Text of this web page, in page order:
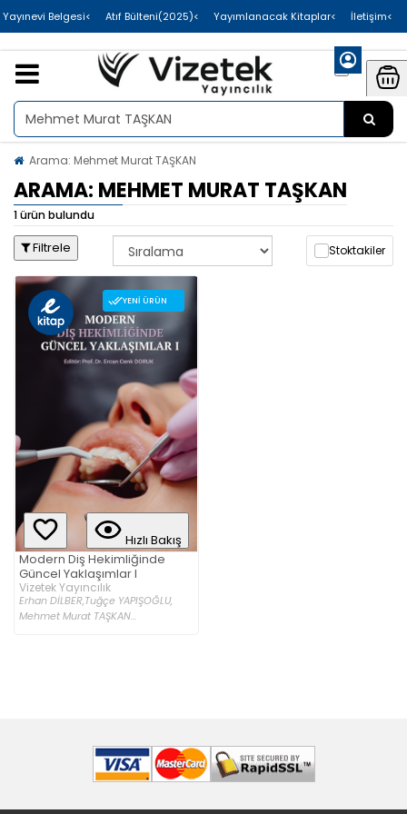
>İletişim
>Yayımlanacak Kitaplar
>Atıf Bülteni(2025)
>Uluslararası Yayınevi Belgesi
Arama: Mehmet Murat TAŞKAN
ARAMA: MEHMET MURAT TAŞKAN
1 ürün bulundu
Filtrele Stoktakiler
YENI ÜRÜN
Hızlı Bakış
Modern Diş Hekimliğinde
Güncel Yaklaşımlar I
Vizetek Yayıncılık
Erhan DİLBER,Tuğçe YAPIŞOĞLU,
Mehmet Murat TAŞKAN...